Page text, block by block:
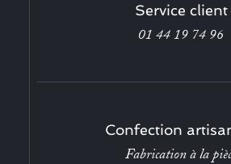
Service client
01 44 19 74 96
Confection
Fabrication à la